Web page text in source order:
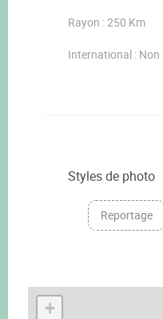
Rayon : 250 Km
International : Non
Styles de photo
Reportage
+